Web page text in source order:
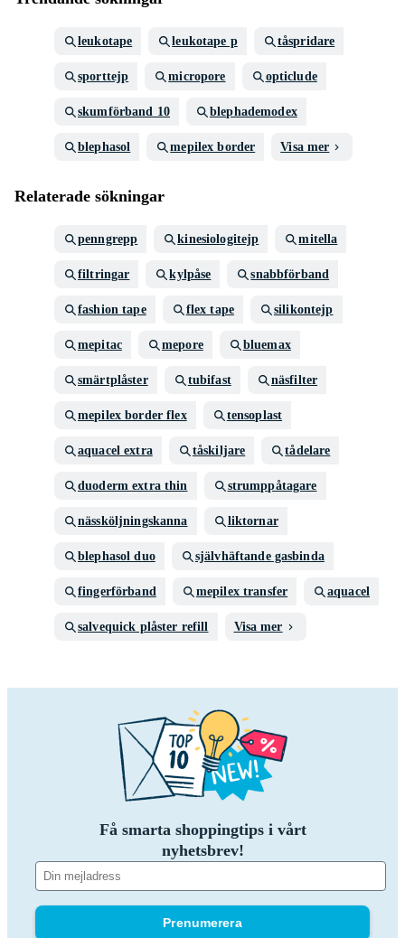
leukotape leukotape p tåspridare
sporttejp micropore opticlude
skumförband 10 blephademodex
blephasol mepilex border Visa mer
Relaterade sökningar
penngrepp kinesiologitejp mitella
filtringar kylpåse snabbförband
fashion tape flex tape silikontejp
mepitac mepore bluemax
smärtplåster tubifast näsfilter
mepilex border flex tensoplast
aquacel extra tåskiljare tådelare
duoderm extra thin strumppåtagare
nässköljningskanna liktornar
blephasol duo självhäftande gasbinda
fingerförband mepilex transfer aquacel
salvequick plåster refill Visa mer
Få smarta shoppingtips i vårt
nyhetsbrev!
Prenumerera